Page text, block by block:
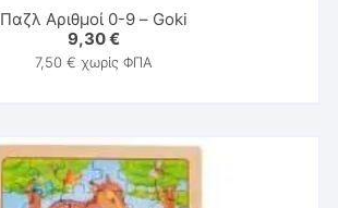
Παζλ Αριθμοί 0-9 – Goki
9,30€
7,50 € χωρίς ΦΠΑ